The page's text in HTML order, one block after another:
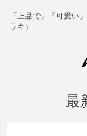
「上品で」「可愛い
ラキ）
最